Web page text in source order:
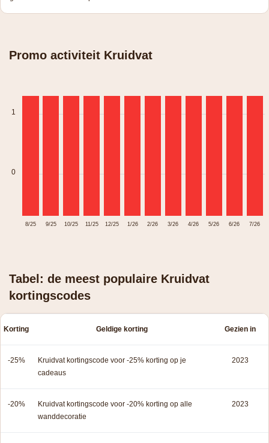
Promo activiteit Kruidvat
1
0
8/25 9/25 10/25 11/25 12/25 1/26 2/26 3/26 4/26 5/26 6/26 7/26
Tabel: de meest populaire Kruidvat
kortingscodes
Korting Geldige korting Gezien in
-25%
Kruidvat kortingscode voor -25% korting op je
cadeaus
2023
-20%
Kruidvat kortingscode voor -20% korting op alle
wanddecoratie
2023